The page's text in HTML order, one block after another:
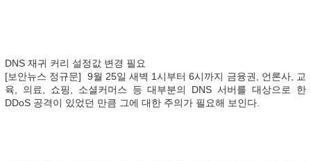
DNS 재귀 커리 설정값 변경 필요
[보안뉴스 정규문] 9월 25일 새벽 1시부터 6시까지 금융권, 언론사, 교
육, 의료, 쇼핑, 소셜커머스 등 대부분의 DNS 서버를 대상으로 한
DDoS 공격이 있었던 만큼 그에 대한 주의가 필요해 보인다.